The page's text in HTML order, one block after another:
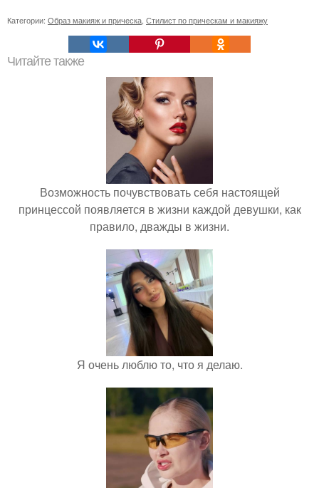
Категории: Образ макияж и прическа Стилист по прическам и макияжу
Читайте также
Возможность почувствовать себя настоящей
принцессой появляется в жизни каждой девушки, как
правило, дважды в жизни.
Я очень люблю то, что я делаю.